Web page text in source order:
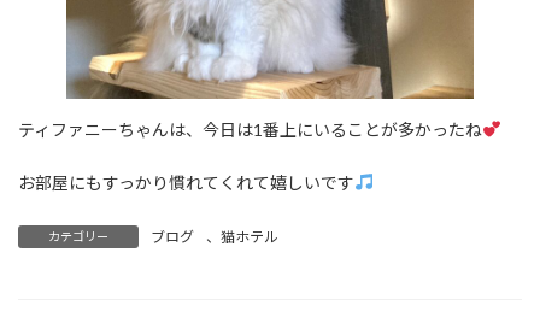
ティファニーちゃんは、今日は1番上にいることが多かったね
お部屋にもすっかり慣れてくれて嬉しいです
カテゴリー ブログ 、 猫ホテル